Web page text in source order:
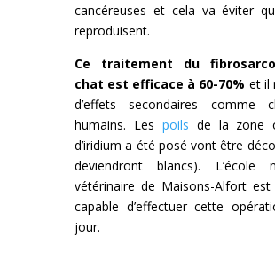
cancéreuses et cela va éviter
reproduisent.
Ce traitement du
chat est efficace à 60-70% et il
d’effets secondaires comme
humains. Les poils de la zone
d’iridium a été posé vont être
deviendront blancs). L’école
vétérinaire de Maisons-Alfort est
capable d’effectuer cette
jour.